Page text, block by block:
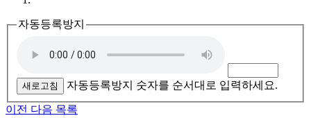
자동등록방지
새로고침 자동등록방지 숫자를 순서대로 입력하세요.
이전 다음 목록